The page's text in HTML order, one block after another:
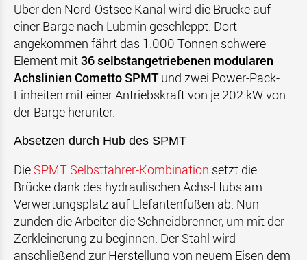
Über den Nord-Ostsee Kanal wird die Brücke auf
einer Barge nach Lubmin geschleppt. Dort
angekommen fährt das 1.000 Tonnen schwere
Element mit36 selbstangetriebenen modularen
Achslinien Cometto SPMTund zwei Power-Pack-
Einheiten mit einer Antriebskraft von je 202 kW von
der Barge herunter.
Absetzen durch Hub des SPMT
Die SPMT Selbstfahrer-Kombination setzt die
Brücke dank des hydraulischen Achs-Hubs am
Verwertungsplatz auf Elefantenfüßen ab. Nun
zünden die Arbeiter die Schneidbrenner, um mit der
Zerkleinerung zu beginnen. Der Stahl wird
anschließend zur Herstellung von neuem Eisen dem